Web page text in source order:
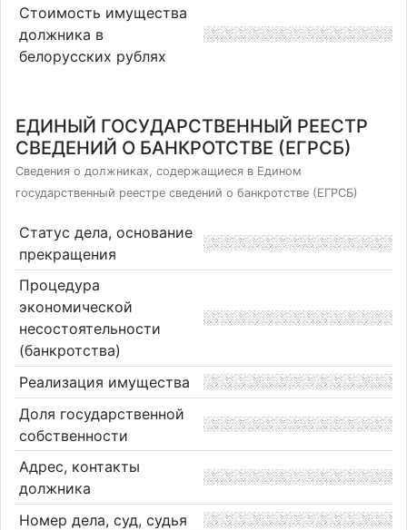
Стоимость имущества
должника в
белорусских рублях
ЕДИНЫЙ ГОСУДАРСТВЕННЫЙ РЕЕСТР
СВЕДЕНИЙ О БАНКРОТСТВЕ (ЕГРСБ)
Сведения о должниках, содержащиеся в Едином
государственный реестре сведений о банкротстве (ЕГРСБ)
Статус дела, основание
прекращения
Процедура
экономической
несостоятельности
(банкротства)
Реализация имущества
Доля государственной
собственности
Адрес, контакты
должника
Номер дела, суд, судья